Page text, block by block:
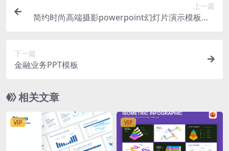
上一篇
简约时尚高端摄影powerpoint幻灯片演示模板（p
下一篇
金融业务PPT模板
相关文章
VIP VIP